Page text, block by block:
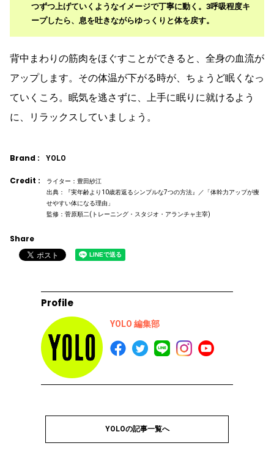
つずつ上げていくようなイメージで丁寧に動く。3呼吸程度キ
ープしたら、息を吐きながらゆっくりと体を戻す。
背中まわりの筋肉をほぐすことができると、全身の血流が
アップします。その体温が下がる時が、ちょうど眠くなっ
ていくころ。眠気を逃さずに、上手に眠りに就けるよう
に、リラックスしていましょう。
Brand : YOLO
Credit :
ライター：豊田紗江
出典：『実年齢より10歳若返るシンプルな7つの方法』／「体幹力アップが痩
せやすい体になる理由」
監修：菅原順二(トレーニング・スタジオ・アランチャ主宰)
Share
Profile
YOLO 編集部
YOLOの記事一覧へ